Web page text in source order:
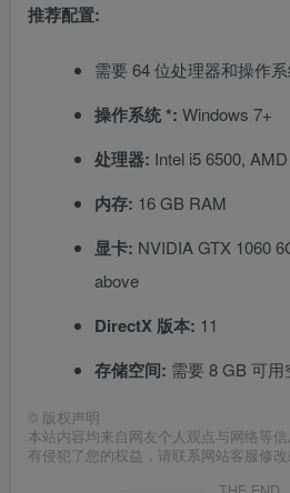
推荐配置:
需要 64 位处理器和操作
操作系统 *: Windows 7+
处理器: Intel i5 6500,
内存: 16 GB RAM
显卡: NVIDIA GTX 1060
above
DirectX 版本: 11
存储空间: 需要 8 GB 可用
© 版权声明
本站内容均来自网友个人观点与网络等
有侵犯了您的权益，请联系网站客服修改